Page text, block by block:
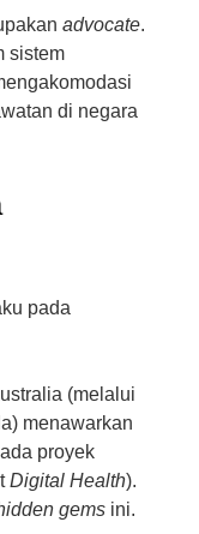
advocate.
sistem
di negara
pada
(melalui
menawarkan
proyek
Digital Health).
gems ini.